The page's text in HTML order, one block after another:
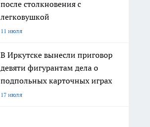
после столкновения с
легковушкой
11 июля
В Иркутске вынесли приговор
девяти фигурантам дела о
подпольных карточных играх
17 июля